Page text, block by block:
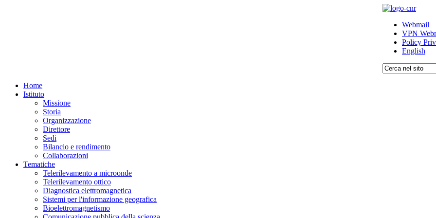
Webmail
VPN
Policy
English
Home
Istituto
Missione
Storia
Organizzazione
Direttore
Sedi
Bilancio e rendimento
Collaborazioni
Tematiche
Telerilevamento a microonde
Telerilevamento ottico
Diagnostica elettromagnetica
Sistemi per l'informazione geografica
Bioelettromagnetismo